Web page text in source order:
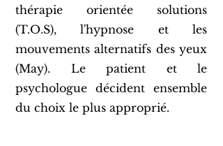
thérapie orientée solutions
(T.O.S), l'hypnose et les
mouvements alternatifs des yeux
(May). Le patient et le
psychologue décident ensemble
du choix le plus approprié.